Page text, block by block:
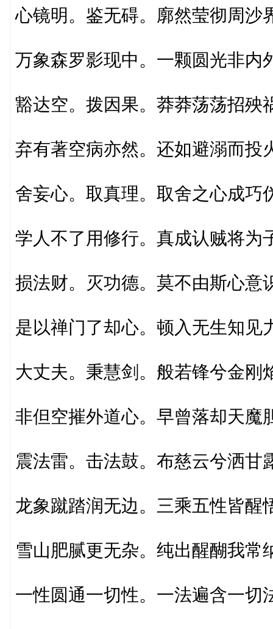
心镜明。鉴无碍。廓然莹彻周沙
万象森罗影现中。一颗圆光非内
豁达空。拨因果。莽莽荡荡招殃
弃有著空病亦然。还如避溺而投
舍妄心。取真理。取舍之心成巧
学人不了用修行。真成认贼将为
损法财。灭功德。莫不由斯心意
是以禅门了却心。顿入无生知见
大丈夫。秉慧剑。般若锋兮金刚
非但空摧外道心。早曾落却天魔
震法雷。击法鼓。布慈云兮洒甘
龙象蹴踏润无边。三乘五性皆醒
雪山肥腻更无杂。纯出醒醐我常
一性圆通一切性。一法遍含一切